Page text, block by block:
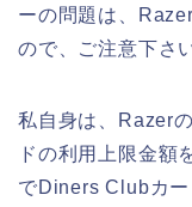
ーの問題は、
ので、ご注意下さ
私自身は、Razer
ドの利用上限金額
でDiners Clubカー